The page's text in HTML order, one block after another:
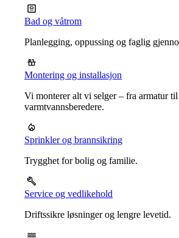
Bad og våtrom
Planlegging, oppussing og faglig
Montering og installasjon
Vi monterer alt vi selger – fra armatur
varmtvannsberedere.
Sprinkler og brannsikring
Trygghet for bolig og familie.
Service og vedlikehold
Driftssikre løsninger og lengre levetid.